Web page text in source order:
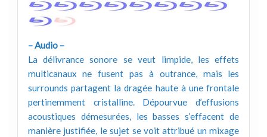
– Audio –
La délivrance sonore se veut limpide, les effets
multicanaux ne fusent pas à outrance, mais les
surrounds partagent la dragée haute à une frontale
pertinemment cristalline. Dépourvue d’effusions
acoustiques démesurées, les basses s’effacent de
manière justifiée, le sujet se voit attribué un mixage